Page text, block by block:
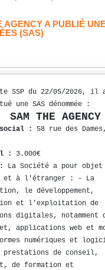
AGENCY A PUBLIÉ
(SAS)
SSP du 22/05/2026, il
une SAS dénommée :
SAM THE AGENCY
:
58 rue des
:
3.000€
La Société a pour objet
et à l'étranger : - La
le développement,
et l’exploitation de
digitales, notamment
applications web et
numériques et
prestations de conseil,
de formation et